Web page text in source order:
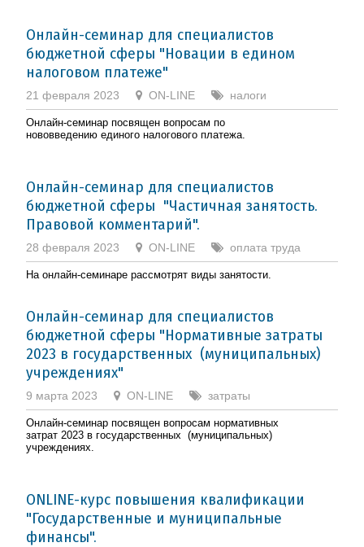
Онлайн-семинар для специалистов
бюджетной сферы "Новации в едином
налоговом платеже"
21 февраля 2023 ON-LINE налоги
Онлайн-семинар посвящен вопросам по
нововведению единого налогового платежа.
Онлайн-семинар для специалистов
бюджетной сферы "Частичная занятость.
Правовой комментарий".
28 февраля 2023 ON-LINE оплата труда
На онлайн-семинаре рассмотрят виды занятости.
Онлайн-семинар для специалистов
бюджетной сферы "Нормативные затраты
2023 в государственных (муниципальных)
учреждениях"
9 марта 2023 ON-LINE затраты
Онлайн-семинар посвящен вопросам нормативных
затрат 2023 в государственных (муниципальных)
учреждениях.
ONLINE-курс повышения квалификации
"Государственные и муниципальные
финансы".